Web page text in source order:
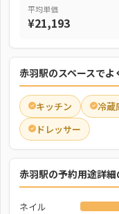
平均単価
¥21,193
赤羽駅のスペースで
キッチン 冷蔵
ドレッサー
赤羽駅の予約用途詳細
ネイル